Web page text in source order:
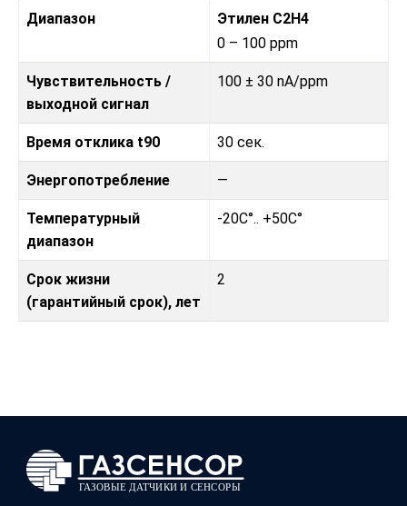
Диапазон
Этилен С2H4
0 – 100 ppm
Чувствительность /
выходной сигнал
100 ± 30 nA/ppm
Время отклика t90 30 сек.
Энергопотребление —
Температурный
диапазон
-20C°.. +50C°
Срок жизни
(гарантийный срок), лет
2